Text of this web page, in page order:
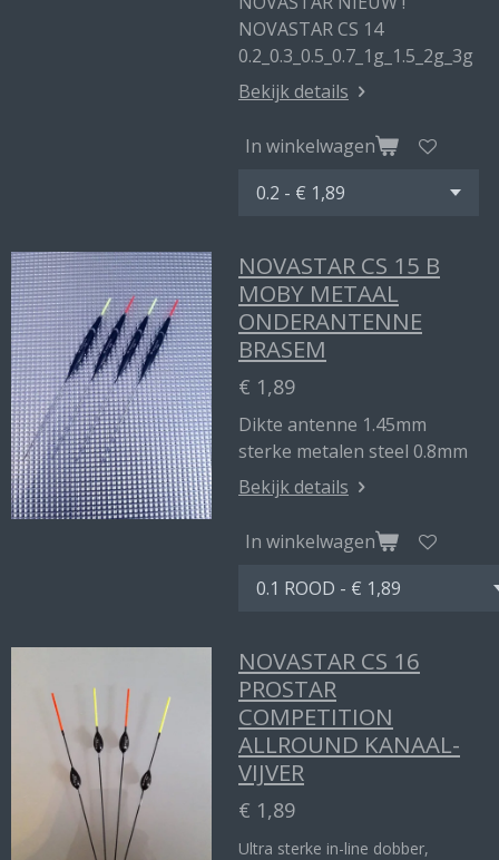
NOVASTAR CS 14
0.2_0.3_0.5_0.7_1g_1.5_2g_3g
Bekijk details
In winkelwagen
NOVASTAR CS 15 B
MOBY METAAL
ONDERANTENNE
BRASEM
€ 1,89
Dikte antenne 1.45mm
sterke metalen steel 0.8mm
Bekijk details
In winkelwagen
NOVASTAR CS 16
PROSTAR
COMPETITION
ALLROUND KANAAL-
VIJVER
€ 1,89
Ultra sterke in-line dobber,